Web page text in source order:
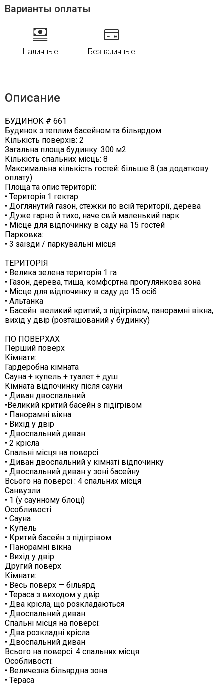
Варианты оплаты
Наличные Безналичные
Описание
БУДИНОК # 661
Будинок з теплим басейном та більярдом
Кількість поверхів: 2
Загальна площа будинку: 300 м2
Кількість спальних місць: 8
Максимальна кількість гостей: більше 8 (за додаткову
оплату)
Площа та опис території:
• Територія 1 гектар
• Доглянутий газон, стежки по всій території, дерева
• Дуже гарно й тихо, наче свій маленький парк
• Місце для відпочинку в саду на 15 гостей
Парковка:
• 3 заїзди / паркувальні місця
ТЕРИТОРІЯ
• Велика зелена територія 1 га
• Газон, дерева, тиша, комфортна прогулянкова зона
• Місце для відпочинку в саду до 15 осіб
• Альтанка
• Басейн: великий критий, з підігрівом, панорамні вікна,
вихід у двір (розташований у будинку)
ПО ПОВЕРХАХ
Перший поверх
Кімнати:
Гардеробна кімната
Сауна + купель + туалет + душ
Кімната відпочинку після сауни
• Диван двоспальний
•Великий критий басейн з підігрівом
• Панорамні вікна
• Вихід у двір
• Двоспальний диван
• 2 крісла
Спальні місця на поверсі:
• Диван двоспальний у кімнаті відпочинку
• Двоспальний диван у зоні басейну
Всього на поверсі : 4 спальних місця
Санвузли:
• 1 (у саунному блоці)
Особливості:
• Сауна
• Купель
• Критий басейн з підігрівом
• Панорамні вікна
• Вихід у двір
Другий поверх
Кімнати:
• Весь поверх — більярд
• Тераса з виходом у двір
• Два крісла, що розкладаються
• Двоспальний диван
Спальні місця на поверсі:
• Два розкладні крісла
• Двоспальний диван
Всього на поверсі: 4 спальних місця
Особливості:
• Величезна більярдна зона
• Тераса